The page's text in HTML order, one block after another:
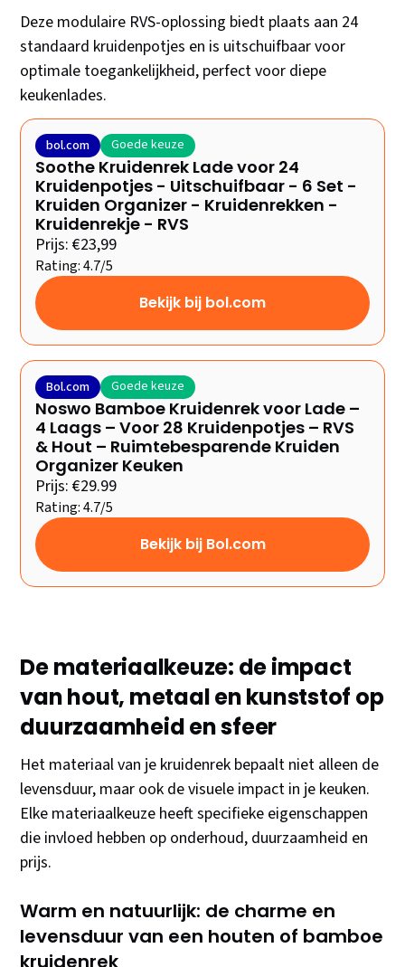
Deze modulaire RVS-oplossing biedt plaats aan 24
standaard kruidenpotjes en is uitschuifbaar voor
optimale toegankelijkheid, perfect voor diepe
keukenlades.
bol.com Goede keuze
Soothe Kruidenrek Lade voor 24
Kruidenpotjes - Uitschuifbaar - 6 Set -
Kruiden Organizer - Kruidenrekken -
Kruidenrekje - RVS
Prijs: €23,99
Rating: 4.7/5
Bekijk bij bol.com
Bol.com Goede keuze
Noswo Bamboe Kruidenrek voor Lade –
4 Laags – Voor 28 Kruidenpotjes – RVS
& Hout – Ruimtebesparende Kruiden
Organizer Keuken
Prijs: €29.99
Rating: 4.7/5
Bekijk bij Bol.com
De materiaalkeuze: de impact
van hout, metaal en kunststof op
duurzaamheid en sfeer
Het materiaal van je kruidenrek bepaalt niet alleen de
levensduur, maar ook de visuele impact in je keuken.
Elke materiaalkeuze heeft specifieke eigenschappen
die invloed hebben op onderhoud, duurzaamheid en
prijs.
Warm en natuurlijk: de charme en
levensduur van een houten of bamboe
kruidenrek